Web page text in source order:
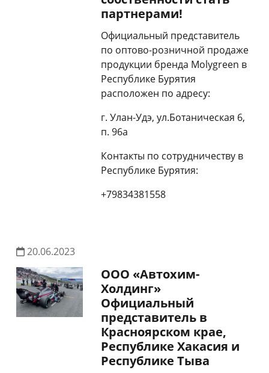
партнерами!
Официальный представитель
по оптово-розничной продаже
продукции бренда Molygreen в
Республике Бурятия
расположен по адресу:
г. Улан-Удэ, ул.Ботаническая 6,
п. 96а
Контакты по сотрудничеству в
Республике Бурятия:
+79834381558
20.06.2023
ООО «Автохим-
Холдинг»
Официальный
представитель в
Красноярском крае,
Республике Хакасия и
Республике Тыва